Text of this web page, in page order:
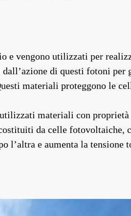
e vengono utilizzati per
di questi fotoni per
materiali proteggono le
materiali con proprietà
da celle fotovoltaiche,
l’altra e aumenta la tensione